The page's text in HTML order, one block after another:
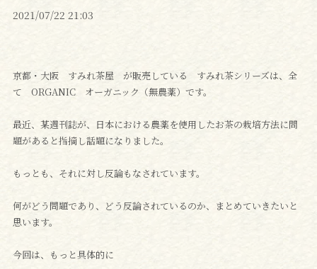
2021/07/22 21:03
京都・大阪 すみれ茶屋 が販売している すみれ茶シリーズは、全
て ORGANIC オーガニック（無農薬）です。
最近、某週刊誌が、日本における農薬を使用したお茶の栽培方法に問
題があると指摘し話題になりました。
もっとも、それに対し反論もなされています。
何がどう問題であり、どう反論されているのか、まとめていきたいと
思います。
今回は、もっと具体的に